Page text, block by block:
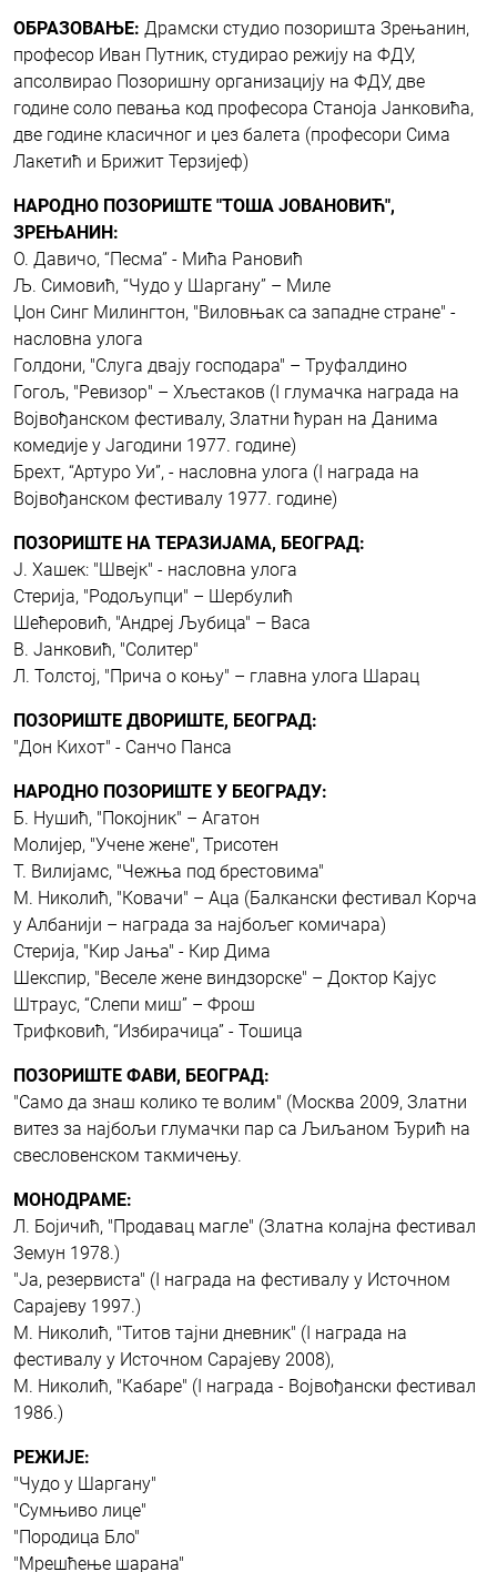
ОБРАЗОВАЊЕ: Драмски студио позоришта Зрењанин,
професор Иван Путник, студирао режију на ФДУ,
апсолвирао Позоришну организацију на ФДУ, две
године соло певања код професора Станоја Јанковића,
две године класичног и џез балета (професори Сима
Лакетић и Брижит Терзијеф)
НАРОДНО ПОЗОРИШТЕ "ТОША ЈОВАНОВИЋ",
ЗРЕЊАНИН:
О. Давичо, “Песма” - Мића Рановић
Љ. Симовић, “Чудо у Шаргану” – Миле
Џон Синг Милингтон, "Виловњак са западне стране" -
насловна улога
Голдони, "Слуга двају господара" – Труфалдино
Гогољ, "Ревизор" – Хљестаков (I глумачка награда на
Војвођанском фестивалу, Златни ћуран на Данима
комедије у Јагодини 1977. године)
Брехт, “Артуро Уи”, - насловна улога (I награда на
Војвођанском фестивалу 1977. године)
ПОЗОРИШТЕ НА ТЕРАЗИЈАМА, БЕОГРАД:
Ј. Хашек: "Швејк" - насловна улога
Стерија, "Родољупци" – Шербулић
Шећеровић, "Андреј Љубица" – Васа
В. Јанковић, "Солитер"
Л. Толстој, "Прича о коњу" – главна улога Шарац
ПОЗОРИШТЕ ДВОРИШТЕ, БЕОГРАД:
"Дон Кихот" - Санчо Панса
НАРОДНО ПОЗОРИШТЕ У БЕОГРАДУ:
Б. Нушић, "Покојник" – Агатон
Молијер, "Учене жене", Трисотен
Т. Вилијамс, "Чежња под брестовима"
М. Николић, "Ковачи" – Аца (Балкански фестивал Корча
у Албанији – награда за најбољег комичара)
Стерија, "Кир Јања" - Кир Дима
Шекспир, "Веселе жене виндзорске" – Доктор Кајус
Штраус, “Слепи миш” – Фрош
Трифковић, “Избирачица” - Тошица
ПОЗОРИШТЕ ФАВИ, БЕОГРАД:
"Само да знаш колико те волим" (Москва 2009, Златни
витез за најбољи глумачки пар са Љиљаном Ђурић на
свесловенском такмичењу.
МОНОДРАМЕ:
Л. Бојичић, "Продавац магле" (Златна колајна фестивал
Земун 1978.)
"Ја, резервиста" (I награда на фестивалу у Источном
Сарајеву 1997.)
М. Николић, "Титов тајни дневник" (I награда на
фестивалу у Источном Сарајеву 2008),
М. Николић, "Кабаре" (I награда - Војвођански фестивал
1986.)
РЕЖИЈЕ:
"Чудо у Шаргану"
"Сумњиво лице"
"Породица Бло"
"Мрешћење шарана"